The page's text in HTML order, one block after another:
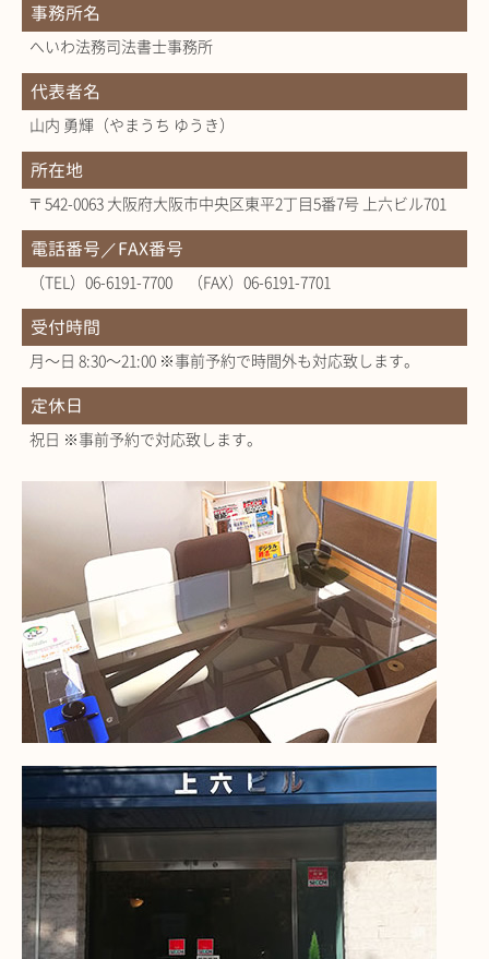
事務所名
へいわ法務司法書士事務所
代表者名
山内 勇輝（やまうち ゆうき）
所在地
〒542-0063 大阪府大阪市中央区東平2丁目5番7号 上六ビル701
電話番号／FAX番号
（TEL）06-6191-7700 （FAX）06-6191-7701
受付時間
月～日 8:30～21:00 ※事前予約で時間外も対応致します。
定休日
祝日 ※事前予約で対応致します。